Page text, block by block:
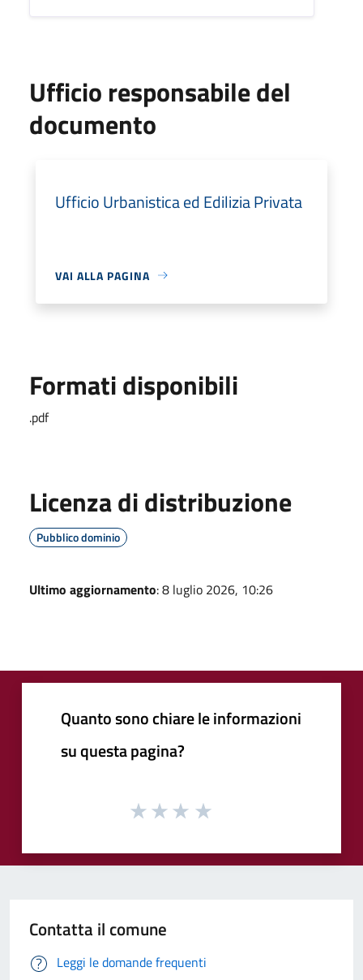
Ufficio responsabile del
documento
Ufficio Urbanistica ed Edilizia Privata
VAI ALLA PAGINA
Formati disponibili
.pdf
Licenza di distribuzione
Pubblico dominio
Ultimo aggiornamento: 8 luglio 2026, 10:26
Quanto sono chiare le informazioni
su questa pagina?
Contatta il comune
Leggi le domande frequenti